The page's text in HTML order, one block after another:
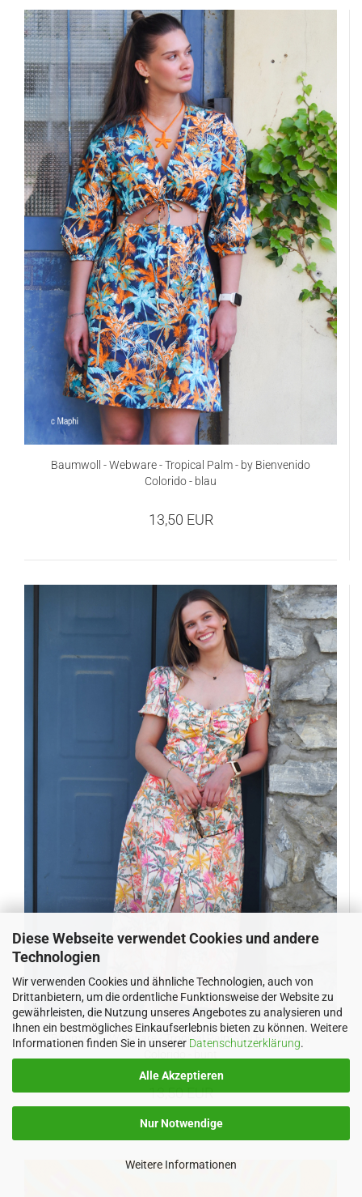
Diese Webseite verwendet Cookies und andere
Technologien
Wir verwenden Cookies und ähnliche Technologien, auch von
Drittanbietern, um die ordentliche Funktionsweise der Website zu
gewährleisten, die Nutzung unseres Angebotes zu analysieren und
Ihnen ein bestmögliches Einkaufserlebnis bieten zu können. Weitere
Informationen finden Sie in unserer Datenschutzerklärung.
Alle Akzeptieren
Nur Notwendige
Weitere Informationen
Baumwoll - Webware - Tropical Palm - by Bienvenido
Colorido - blau
13,50 EUR
Baumwoll - Webware - Tropical Palm - by Bienvenido
13,50 EUR